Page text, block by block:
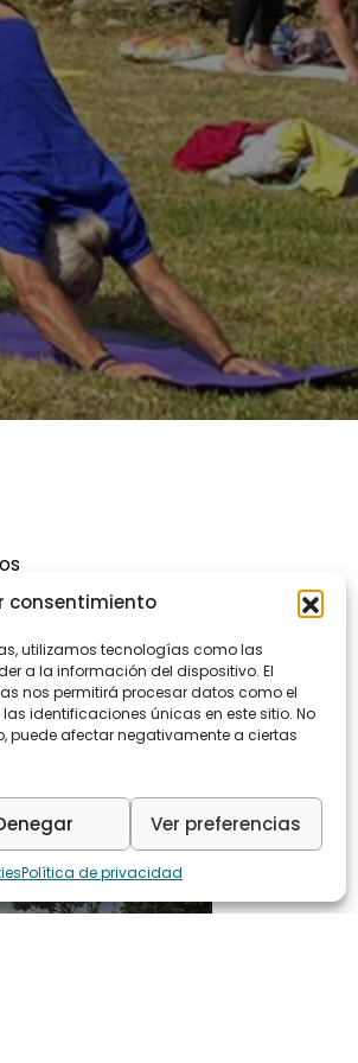
consentimiento
utilizamos tecnologías como las
a la información del dispositivo. El
nos permitirá procesar datos como el
identificaciones únicas en este sitio. No
puede afectar negativamente a ciertas
Ver preferencias
Política de privacidad